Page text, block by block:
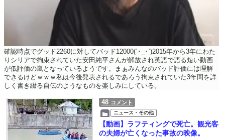
確認時点でグッド2260に対してバッド12000(´･_･`)2015年から3年にわた
りシリアで拘束されていた安田純平さんが解放され英語で語る短い動画
が低評価の嵐となっているようです。まぁみんなのバッド評価には理解
できるけどｗｗｗ私は今後発表されるであろう拘束されていた3年間を詳
しく書き綴る自伝のようなものを楽しみにしている。
48 コメント
ニュース・その他
【動画】ラフティングで死亡。観光客
の夫婦が亡くなった事故の映像。